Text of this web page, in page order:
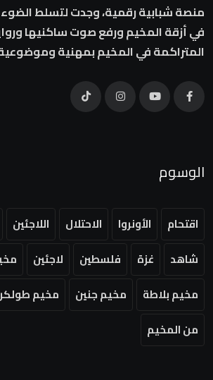
منصة شبابية رقمية، وجدت لتسلط
في أزقة المخيم ورفع صوت ساكنيها
المتراكمة في المخيم بمهنية
الوسوم
اقتحام الأونروا الاحتلال اللاجئين
شاهد
غزة فلسطين لاجئين
مخيم بلاطة
مخيم جنين مخيم
من المخيم